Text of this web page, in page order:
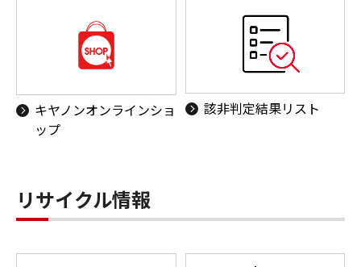
キヤノンオンラインショ
ップ
該非判定結果リスト
リサイクル情報